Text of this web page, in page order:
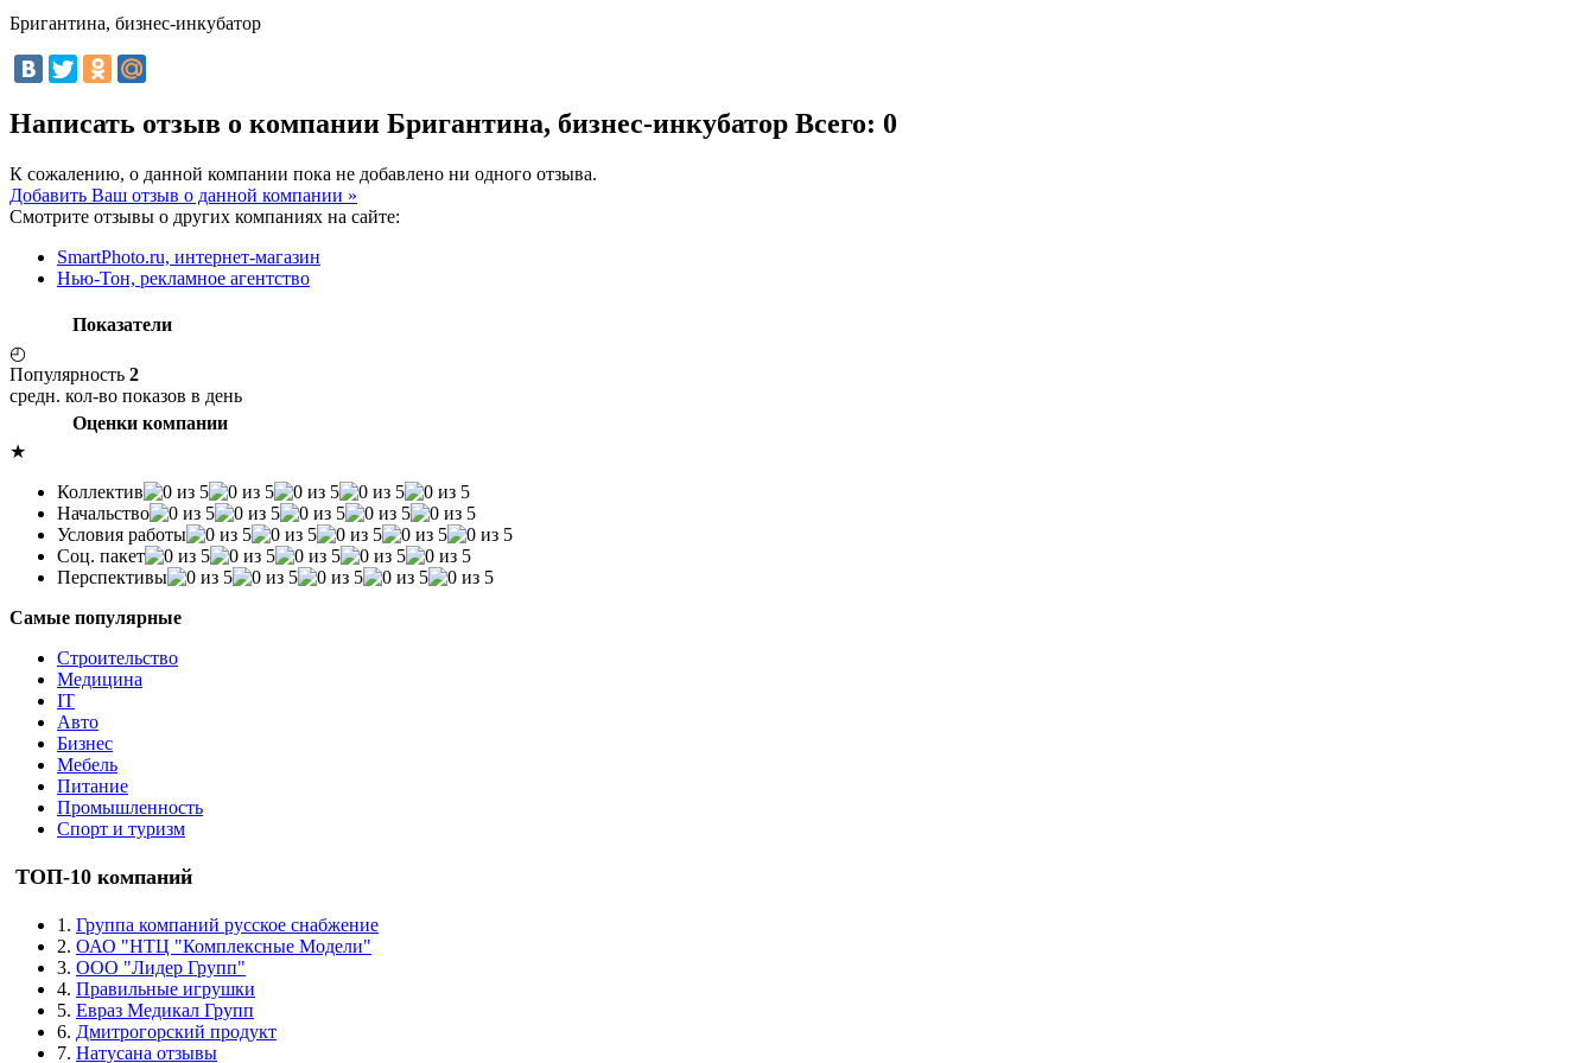
Бригантина, бизнес-инкубатор
Написать отзыв о компании Бригантина, бизнес-инкубатор Всего: 0
К сожалению, о данной компании пока не добавлено ни одного отзыва.
Добавить Ваш отзыв о данной компании »
Смотрите отзывы о других компаниях на сайте:
SmartPhoto.ru, интернет-магазин
Нью-Тон, рекламное агентство
Показатели
◴
Популярность 2
средн. кол-во показов в день
Оценки компании
★
Коллектив
Начальство
Условия работы
Соц. пакет
Перспективы
Самые популярные
Строительство
Медицина
IT
Авто
Бизнес
Мебель
Питание
Промышленность
Спорт и туризм
ТОП-10 компаний
1. Группа компаний русское снабжение
2. ОАО "НТЦ "Комплексные Модели"
3. ООО "Лидер Групп"
4. Правильные игрушки
5. Евраз Медикал Групп
6. Дмитрогорский продукт
7. Натусана отзывы